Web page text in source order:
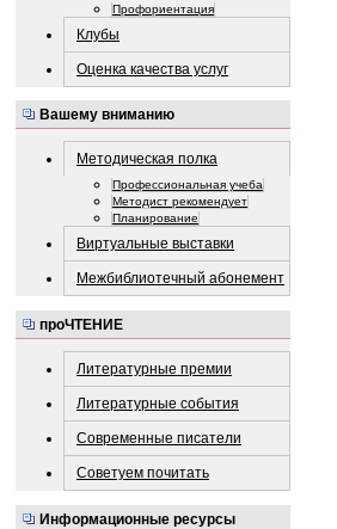
Профориентация
Клубы
Оценка качества услуг
Вашему вниманию
Методическая полка
Профессиональная учеба
Методист рекомендует
Планирование
Виртуальные выставки
Межбиблиотечный абонемент
проЧТЕНИЕ
Литературные премии
Литературные события
Современные писатели
Советуем почитать
Информационные ресурсы